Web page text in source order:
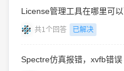
License管理工具在哪里可以
共1个回答 已解决
Spectre仿真报错，xvfb错误